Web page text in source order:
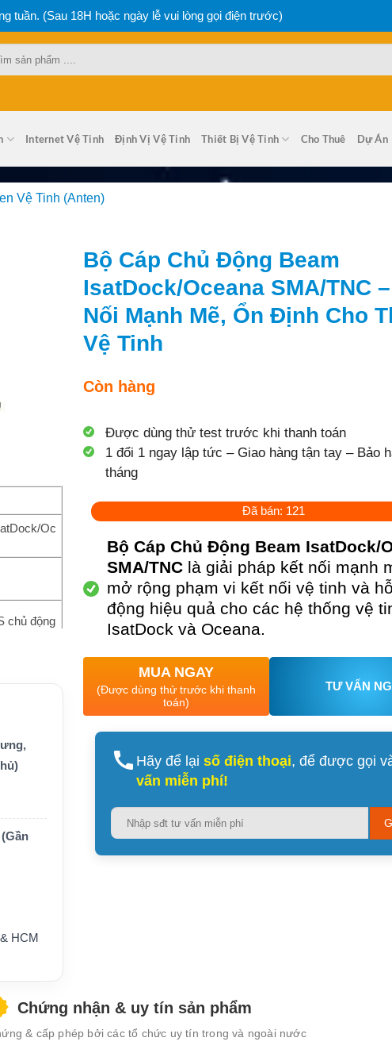
tuần. (Sau 18H hoặc ngày lễ vui lòng gọi điện trước)
Internet Vệ Tinh Định Vị Vệ Tinh Thiết Bị Vệ Tinh Cho Thuê Dự Án
Vệ Tinh (Anten)
Oc
chủ động
cáp
phù hợ
ISD7
định, lắ
HCM
Bộ Cáp Chủ Động Beam
IsatDock/Oceana SMA/TNC
Nối Mạnh Mẽ, Ổn Định Cho
Vệ Tinh
Còn hàng
Được dùng thử test trước khi thanh toán
1 đổi 1 ngay lập tức – Giao hàng tận tay – Bảo
tháng
Đã bán: 121
Bộ Cáp Chủ Động Beam IsatDock/
SMA/TNClà giải pháp kết nối mạnh
mở rộng phạm vi kết nối vệ tinh và
động hiệu quả cho các hệ thống vệ
IsatDock và Oceana.
MUA NGAY
(Được dùng thử trước khi thanh
toán)
TƯ VẤN
Hãy để lại số điện thoại, để được gọi
vấn miễn phí!
this
Chứng nhận & uy tín sản phẩm
& cấp phép bởi các tổ chức uy tín trong và ngoài nước